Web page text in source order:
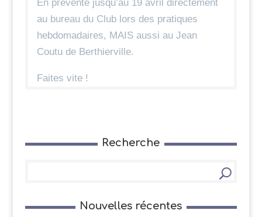
En prévente jusqu’au 19 avril directement
au bureau du Club lors des pratiques
hebdomadaires, MAIS aussi au Jean
Coutu de Berthierville.
Faites vite !
Recherche
Nouvelles récentes